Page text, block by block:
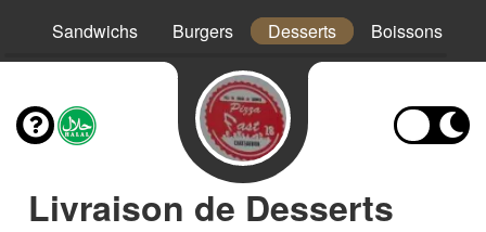
Sandwichs Burgers Desserts Boissons
Livraison de Desserts